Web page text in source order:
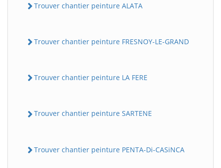
Trouver chantier peinture ALATA
Trouver chantier peinture FRESNOY-LE-GRAND
Trouver chantier peinture LA FERE
Trouver chantier peinture SARTENE
Trouver chantier peinture PENTA-Di-CASiNCA